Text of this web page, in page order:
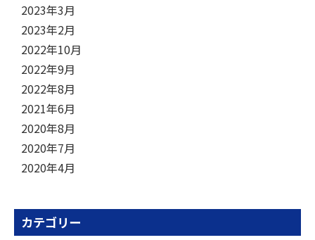
2023年3月
2023年2月
2022年10月
2022年9月
2022年8月
2021年6月
2020年8月
2020年7月
2020年4月
カテゴリー